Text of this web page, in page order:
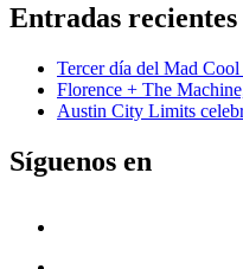
Entradas recientes
Tercer día del Mad
Florence + The
Austin City Limits
Síguenos en